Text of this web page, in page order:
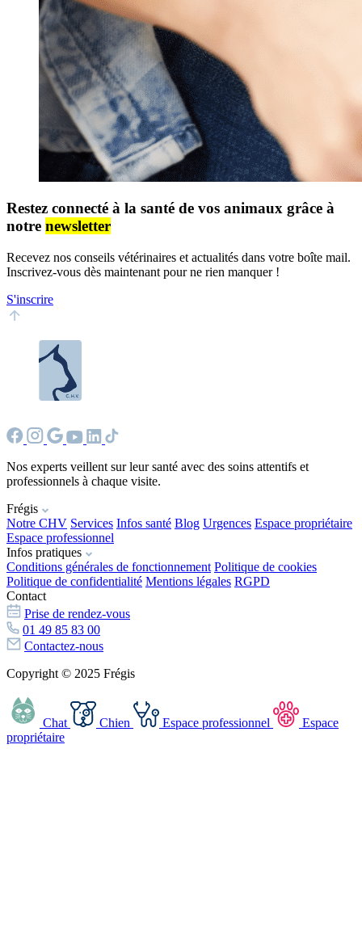
Restez connecté à la santé de vos animaux grâce à
notre newsletter
Recevez nos conseils vétérinaires et actualités dans votre boîte mail.
Inscrivez-vous dès maintenant pour ne rien manquer !
S'inscrire
Nos experts veillent sur leur santé avec des soins attentifs et
professionnels à chaque visite.
Frégis
Notre CHV Services Infos santé Blog Urgences Espace propriétaire
Espace professionnel
Infos pratiques
Conditions générales de fonctionnement Politique de cookies
Politique de confidentialité Mentions légales RGPD
Contact
Prise de rendez-vous
01 49 85 83 00
Contactez-nous
Copyright © 2025 Frégis
Chat Chien Espace professionnel
Espace
propriétaire